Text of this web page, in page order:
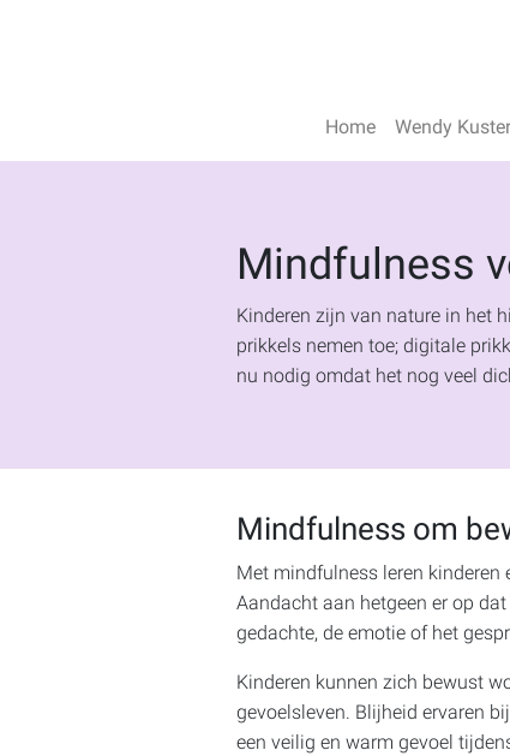
Home Wendy Kuster
Mindfulness
Kinderen zijn van nature in het
prikkels nemen toe; digitale
nu nodig omdat het nog veel
Mindfulness om
Met mindfulness leren kinderen
Aandacht aan hetgeen er op
gedachte, de emotie of het
Kinderen kunnen zich bewust
gevoelsleven. Blijheid ervaren
een veilig en warm gevoel